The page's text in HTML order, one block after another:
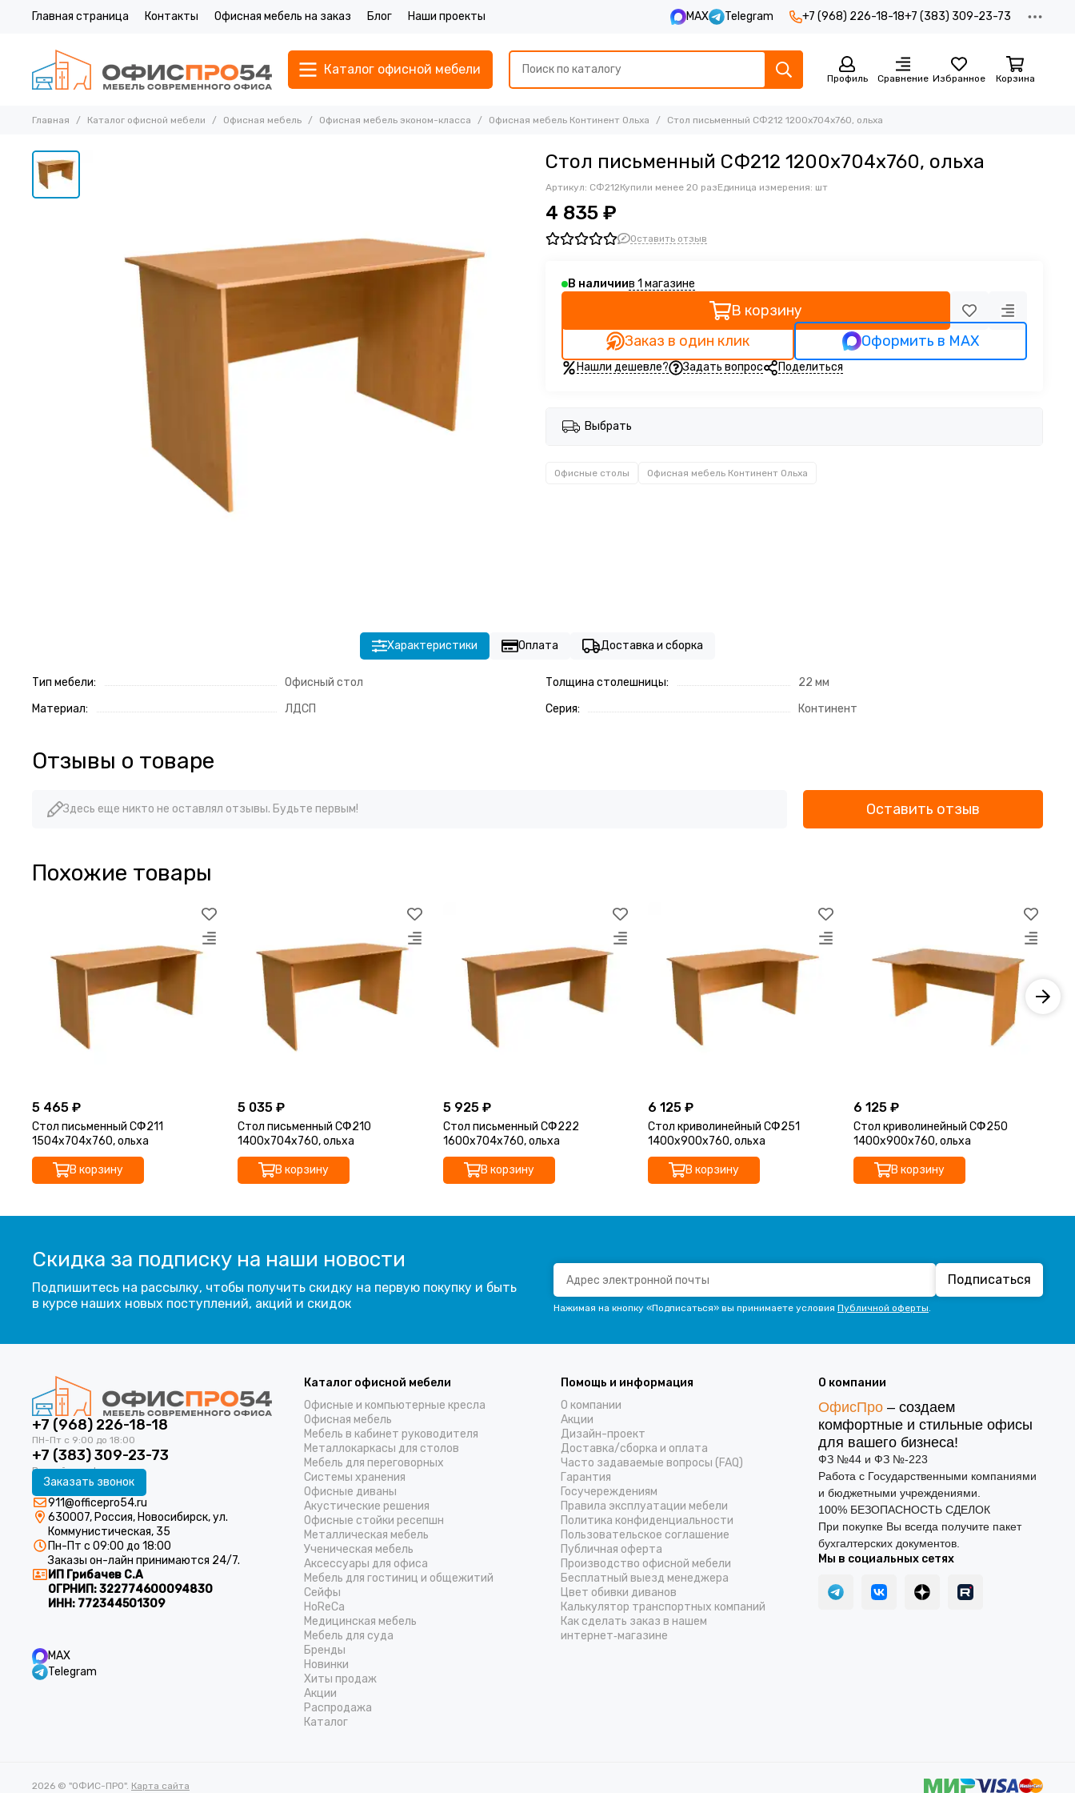
Главная страница Контакты Офисная мебель на заказ Блог Наши проекты MAX Telegram +7 (968) 226-18-18+7 (383) 309-23-73
Каталог офисной мебели
Профиль Сравнение Избранное Корзина
Главная Каталог офисной мебели Офисная мебель Офисная мебель эконом-класса Офисная мебель Континент Ольха Стол письменный СФ212 1200х704х760, ольха
Стол письменный СФ212 1200х704х760, ольха
Артикул: СФ212Купили менее 20 разЕдиница измерения: шт
4 835 ₽
Оставить отзыв
В наличиив 1 магазине
В корзину
Заказ в один клик
Оформить в MAX
Нашли дешевле? Задать вопрос Поделиться
Выбрать
Офисные столы Офисная мебель Континент Ольха
Характеристики Оплата Доставка и сборка
Тип мебели:
Офисный стол
Материал:
ЛДСП
Толщина столешницы:
22 мм
Серия:
Континент
Отзывы о товаре
Здесь еще никто не оставлял отзывы. Будьте первым! Оставить отзыв
Похожие товары
5 465 ₽
Стол письменный СФ211
1504х704х760, ольха
В корзину
5 035 ₽
Стол письменный СФ210
1400х704х760, ольха
В корзину
5 925 ₽
Стол письменный СФ222
1600х704х760, ольха
В корзину
6 125 ₽
Стол криволинейный СФ251
1400х900х760, ольха
В корзину
6 125 ₽
Стол криволинейный СФ250
1400х900х760, ольха
В корзину
Скидка за подписку на наши новости
Подпишитесь на рассылку, чтобы получить скидку на первую покупку и быть
в курсе наших новых поступлений, акций и скидок
Подписаться
Нажимая на кнопку «Подписаться» вы принимаете условия Публичной оферты.
+7 (968) 226-18-18
+7 (383) 309-23-73
Заказать звонок
911@officepro54.ru
630007, Россия, Новосибирск, ул.
Коммунистическая, 35
Пн-Пт с 09:00 до 18:00
Заказы он-лайн принимаются 24/7.
ИП Грибачев С.А
ОГРНИП:322774600094830
ИНН: 772344501309
MAX
Telegram
Каталог офисной мебели
Офисные и компьютерные кресла
Офисная мебель
Мебель в кабинет руководителя
Металлокаркасы для столов
Мебель для переговорных
Системы хранения
Офисные диваны
Акустические решения
Офисные стойки ресепшн
Металлическая мебель
Ученическая мебель
Аксессуары для офиса
Мебель для гостиниц и общежитий
Cейфы
HoReCa
Медицинская мебель
Мебель для суда
Бренды
Новинки
Хиты продаж
Акции
Распродажа
Каталог
Помощь и информация
О компании
Акции
Дизайн-проект
Доставка/cборка и оплата
Часто задаваемые вопросы (FAQ)
Гарантия
Госучереждениям
Правила эксплуатации мебели
Политика конфиденциальности
Пользовательское соглашение
Публичная оферта
Производство офисной мебели
Бесплатный выезд менеджера
Цвет обивки диванов
Калькулятор транспортных компаний
Как сделать заказ в нашем
интернет‑магазине
О компании
ОфисПро– создаем
комфортные и стильные офисы
для вашего бизнеса!
ФЗ №44 и ФЗ №-223
Работа с Государственными компаниями
и бюджетными учреждениями.
100% БЕЗОПАСНОСТЬ СДЕЛОК
При покупке Вы всегда получите пакет
бухгалтерских документов.
Мы в социальных сетях
2026 © "ОФИС-ПРО". Карта сайта